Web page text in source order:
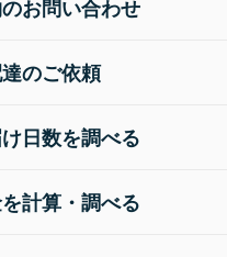
お問い合わせ
のご依頼
日数を調べる
計算・調べる